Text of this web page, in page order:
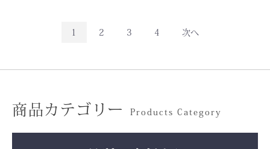
1 2 3 4 次へ
商品カテゴリー Products Category